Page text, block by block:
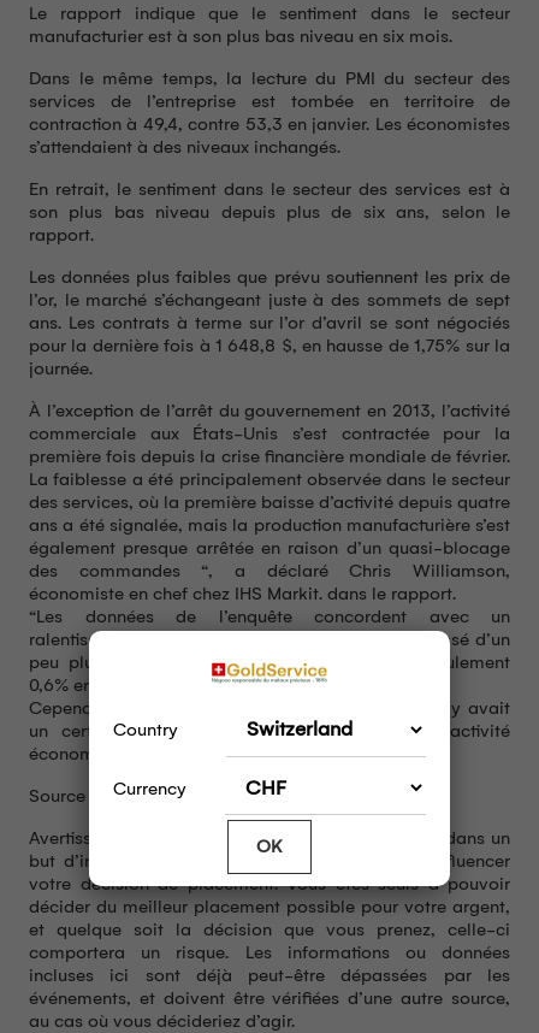
Le rapport indique que le sentiment dans le secteur
manufacturier est à son plus bas niveau en six mois.
Dans le même temps, la lecture du PMI du secteur des
services de l’entreprise est tombée en territoire de
contraction à 49,4, contre 53,3 en janvier. Les économistes
s’attendaient à des niveaux inchangés.
En retrait, le sentiment dans le secteur des services est à
son plus bas niveau depuis plus de six ans, selon le
rapport.
Les données plus faibles que prévu soutiennent les prix de
l’or, le marché s’échangeant juste à des sommets de sept
ans. Les contrats à terme sur l’or d’avril se sont négociés
pour la dernière fois à 1 648,8 $, en hausse de 1,75% sur la
journée.
À l’exception de l’arrêt du gouvernement en 2013, l’activité
commerciale aux États-Unis s’est contractée pour la
première fois depuis la crise financière mondiale de février.
La faiblesse a été principalement observée dans le secteur
des services, où la première baisse d’activité depuis quatre
ans a été signalée, mais la production manufacturière s’est
également presque arrêtée en raison d’un quasi-blocage
des commandes “, a déclaré Chris Williamson,
économiste en chef chez IHS Markit. dans le rapport.
“Les données de l’enquête concordent avec un
ralentissement de la croissance du PIB, qui est passé d’un
peu plus de 2% en janvier à une analyse de seulement
0,6% en février”, a-t-il ajouté.
Cependant, Williamson a également déclaré qu’il y avait
un certain optimisme quant à la reprise de l’activité
économique plus tard dans l’année.
Source Kitco
Avertissement : Tous les articles publiés ici le sont dans un
but d’information. Ils ne peuvent en aucun cas influencer
votre décision de placement. Vous êtes seuls à pouvoir
décider du meilleur placement possible pour votre argent,
et quelque soit la décision que vous prenez, celle-ci
comportera un risque. Les informations ou données
incluses ici sont déjà peut-être dépassées par les
événements, et doivent être vérifiées d’une autre source,
au cas où vous décideriez d’agir.
Country
Currency
OK